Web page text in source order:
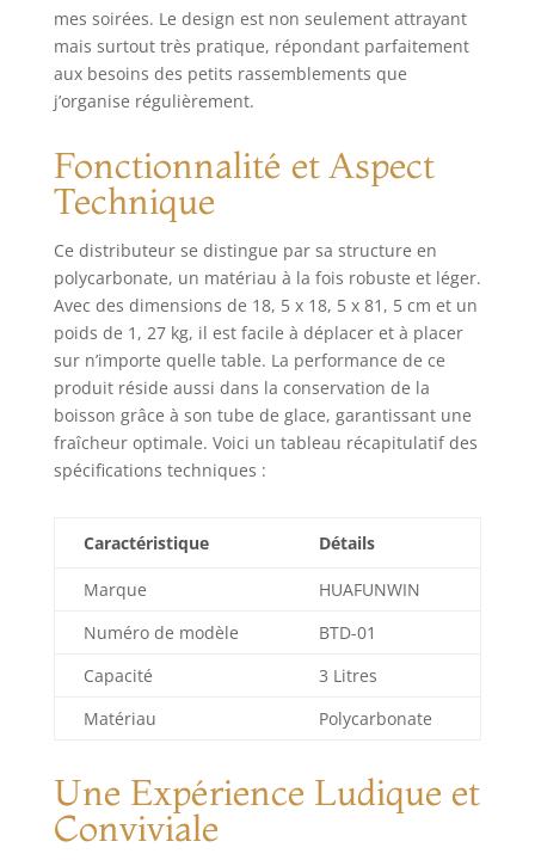
disponible. Il
gardera votre bière
froide pendant des
glaçons standard
ou vous pouvez le
remplir avec de
l'eau et congeler
l'ensemble du
tube. Lumière LED
dégradée de 7
couleurs : le
distributeur de
boissons est livré
couleur au hasard.
ajoutent à
l'atmosphère pour
occasions, telles
Noël, les fêtes
Robinet de qualité
supérieure et
mes soirées. Le design est non seulement attrayant
mais surtout très pratique, répondant parfaitement
aux besoins des petits rassemblements que
j’organise régulièrement.
Fonctionnalité et Aspect
Technique
Ce distributeur se distingue par sa structure en
polycarbonate, un matériau à la fois robuste et léger.
Avec des dimensions de 18, 5 x 18, 5 x 81, 5 cm et un
poids de 1, 27 kg, il est facile à déplacer et à placer
sur n’importe quelle table. La performance de ce
produit réside aussi dans la conservation de la
boisson grâce à son tube de glace, garantissant une
fraîcheur optimale. Voici un tableau récapitulatif des
spécifications techniques :
Caractéristique Détails
Marque
HUAFUNWIN
Numéro de modèle
BTD-01
Capacité
3 Litres
Matériau
Polycarbonate
Une Expérience Ludique et
Conviviale